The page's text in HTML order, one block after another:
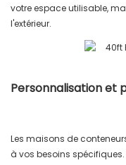
votre espace utilisable,
l'extérieur.
Personnalisation et
Les maisons de
à vos besoins